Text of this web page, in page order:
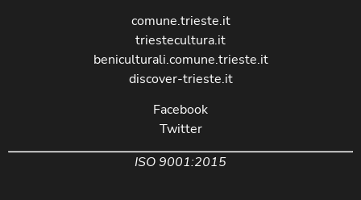
comune.trieste.it
triestecultura.it
beniculturali.comune.trieste.it
discover-trieste.it
Facebook
Twitter
ISO 9001:2015